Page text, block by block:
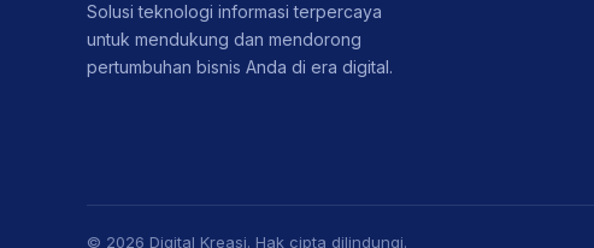
Solusi teknologi informasi terpercaya
untuk mendukung dan mendorong
pertumbuhan bisnis Anda di era digital.
© 2026 Digital Kreasi. Hak cipta dilindungi.